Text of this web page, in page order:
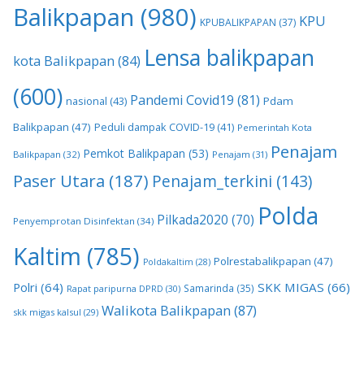
Balikpapan (980) KPUBALIKPAPAN (37) KPU
kota Balikpapan (84) Lensa balikpapan
(600) nasional (43) Pandemi Covid19 (81) Pdam
Balikpapan (47) Peduli dampak COVID-19 (41) Pemerintah Kota
Balikpapan (32) Pemkot Balikpapan (53) Penajam (31) Penajam
Paser Utara (187) Penajam_terkini (143)
Penyemprotan Disinfektan (34) Pilkada2020 (70) Polda
Kaltim (785) Poldakaltim (28) Polrestabalikpapan (47)
Polri (64) Rapat paripurna DPRD (30) Samarinda (35) SKK MIGAS (66)
skk migas kalsul (29) Walikota Balikpapan (87)